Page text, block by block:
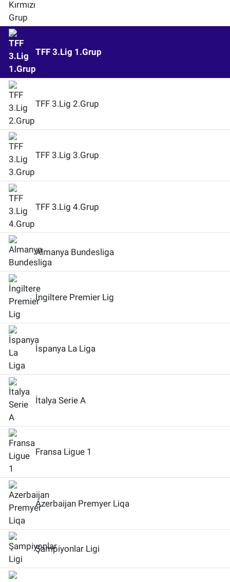
TFF 3.Lig 1.Grup
TFF 3.Lig 2.Grup
TFF 3.Lig 3.Grup
TFF 3.Lig 4.Grup
Almanya Bundesliga
İngiltere Premier Lig
İspanya La Liga
İtalya Serie A
Fransa Ligue 1
Azerbaijan Premyer Liqa
Şampiyonlar Ligi